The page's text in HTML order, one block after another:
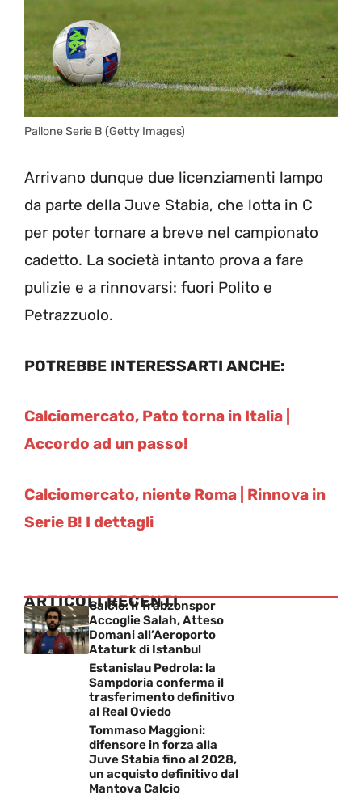
Pallone Serie B (Getty Images)
Arrivano dunque due licenziamenti lampo
da parte della Juve Stabia, che lotta in C
per poter tornare a breve nel campionato
cadetto. La società intanto prova a fare
pulizie e a rinnovarsi: fuori Polito e
Petrazzuolo.
POTREBBE INTERESSARTI ANCHE:
Calciomercato, Pato torna in Italia |
Accordo ad un passo!
Calciomercato, niente Roma | Rinnova in
Serie B! I dettagli
ARTICOLI RECENTI
Calcio: Il Trabzonspor
Accoglie Salah, Atteso
Domani all’Aeroporto
Ataturk di Istanbul
Estanislau Pedrola: la
Sampdoria conferma il
trasferimento definitivo
al Real Oviedo
Tommaso Maggioni:
difensore in forza alla
Juve Stabia fino al 2028,
un acquisto definitivo dal
Mantova Calcio